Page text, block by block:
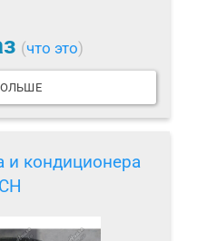
(что это)
и кондиционера